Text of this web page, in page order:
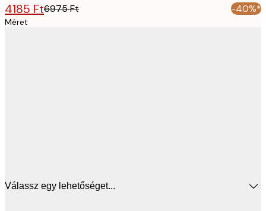
4185 Ft6975 Ft -40%*
Méret
Válassz egy lehetőséget...